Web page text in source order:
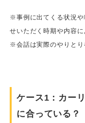
※事例に出てくる状況や
せいただく時期や内容
※会話は実際のやりと
ケース1：カー
に合っている？